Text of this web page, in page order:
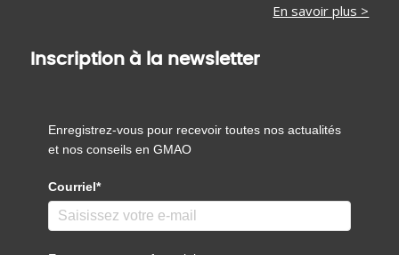
En savoir plus >
Inscription à la newsletter
Enregistrez-vous pour recevoir toutes nos actualités
et nos conseils en GMAO
Courriel*